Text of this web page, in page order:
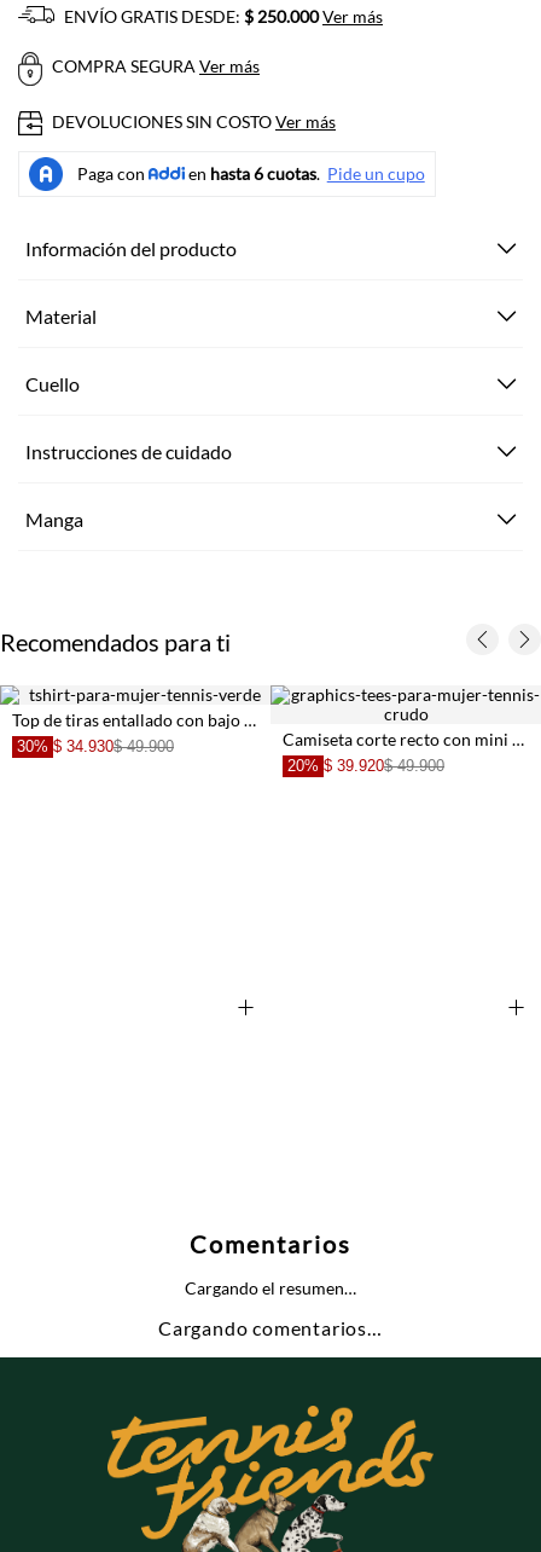
ENVÍO GRATIS DESDE: $ 250.000Ver más
COMPRA SEGURAVer más
DEVOLUCIONES SIN COSTOVer más
Información del producto
Material
Cuello
Instrucciones de cuidado
Manga
Recomendados para ti
+
Top de tiras entallado con bajo en pico de algodón verde salvia para mujer
30% $ 34.930$ 49.900
+
Camiseta corte recto con mini gráfico de fresa en algodón blanco para mujer
20% $ 39.920$ 49.900
Comentarios
Cargando el resumen…
Cargando comentarios…